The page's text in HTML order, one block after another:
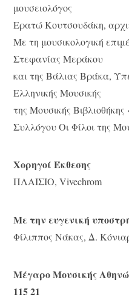
μουσειολόγος
Ερατώ Κουτσουδάκη,
Με τη μουσικολογική
Στεφανίας Μεράκου
και της Βάλιας Βράκα,
Ελληνικής Μουσικής
της Μουσικής
Συλλόγου Οι Φίλοι της
Χορηγοί Έκθεσης
ΠΛΑΙΣΙΟ, Vivechrom
Με την ευγενική
Φίλιππος Νάκας, Δ.
Μέγαρο Μουσικής
115 21